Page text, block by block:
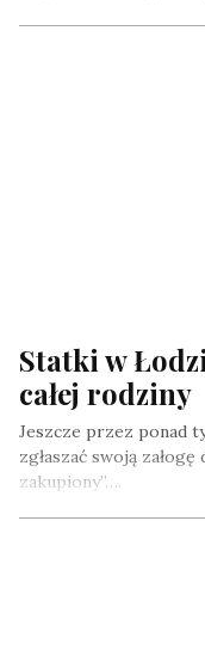
Statki w
całej rodziny
Jeszcze przez ponad
zgłaszać swoją
zakupiony”….